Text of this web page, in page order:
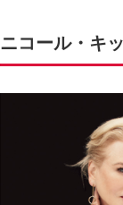
ニコール・キ